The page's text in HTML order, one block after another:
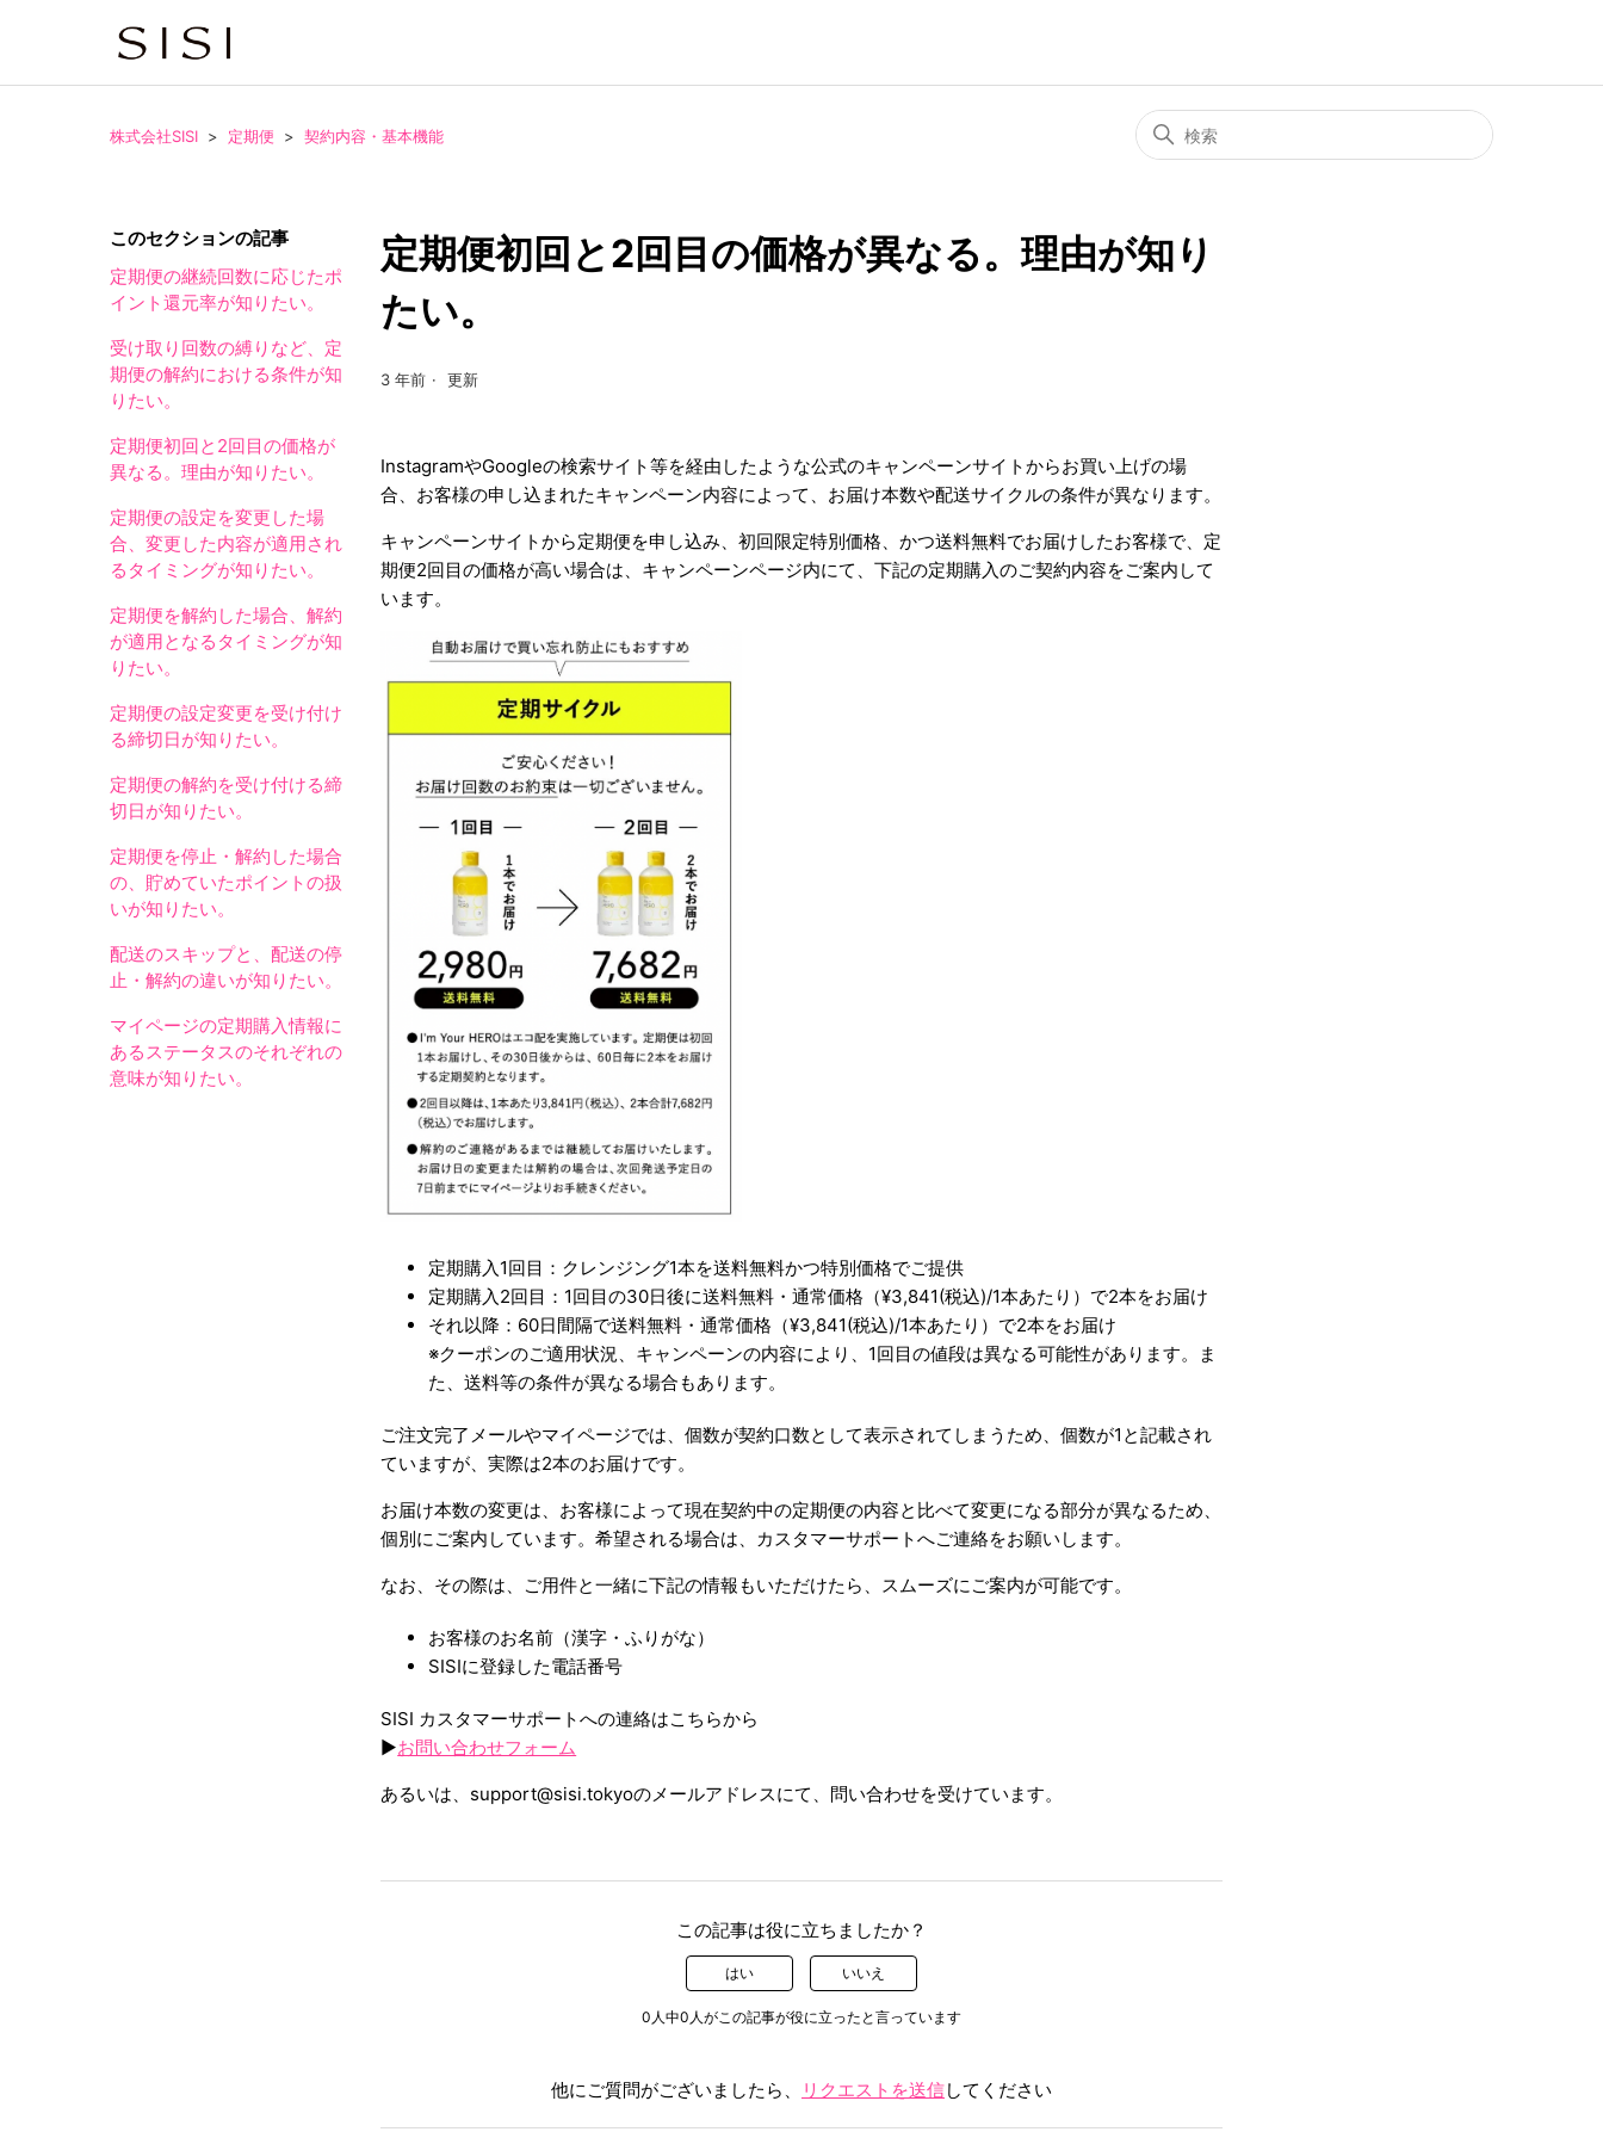
株式会社SISI 定期便 契約内容・基本機能
このセクションの記事
定期便の継続回数に応じたポ
イント還元率が知りたい。
受け取り回数の縛りなど、定
期便の解約における条件が知
りたい。
定期便初回と2回目の価格が
異なる。理由が知りたい。
定期便の設定を変更した場
合、変更した内容が適用され
るタイミングが知りたい。
定期便を解約した場合、解約
が適用となるタイミングが知
りたい。
定期便の設定変更を受け付け
る締切日が知りたい。
定期便の解約を受け付ける締
切日が知りたい。
定期便を停止・解約した場合
の、貯めていたポイントの扱
いが知りたい。
配送のスキップと、配送の停
止・解約の違いが知りたい。
マイページの定期購入情報に
あるステータスのそれぞれの
意味が知りたい。
定期便初回と2回目の価格が異なる。理由が知り
たい。
3 年前 更新
InstagramやGoogleの検索サイト等を経由したような公式のキャンペーンサイトからお買い上げの場
合、お客様の申し込まれたキャンペーン内容によって、お届け本数や配送サイクルの条件が異なります。
キャンペーンサイトから定期便を申し込み、初回限定特別価格、かつ送料無料でお届けしたお客様で、定
期便2回目の価格が高い場合は、キャンペーンページ内にて、下記の定期購入のご契約内容をご案内して
います。
定期購入1回目：クレンジング1本を送料無料かつ特別価格でご提供
定期購入2回目：1回目の30日後に送料無料・通常価格（¥3,841(税込)/1本あたり）で2本をお届け
それ以降：60日間隔で送料無料・通常価格（¥3,841(税込)/1本あたり）で2本をお届け
※クーポンのご適用状況、キャンペーンの内容により、1回目の値段は異なる可能性があります。ま
た、送料等の条件が異なる場合もあります。
ご注文完了メールやマイページでは、個数が契約口数として表示されてしまうため、個数が1と記載され
ていますが、実際は2本のお届けです。
お届け本数の変更は、お客様によって現在契約中の定期便の内容と比べて変更になる部分が異なるため、
個別にご案内しています。希望される場合は、カスタマーサポートへご連絡をお願いします。
なお、その際は、ご用件と一緒に下記の情報もいただけたら、スムーズにご案内が可能です。
お客様のお名前（漢字・ふりがな）
SISIに登録した電話番号
SISI カスタマーサポートへの連絡はこちらから
▶︎お問い合わせフォーム
あるいは、support@sisi.tokyoのメールアドレスにて、問い合わせを受けています。
この記事は役に立ちましたか？
はい いいえ
0人中0人がこの記事が役に立ったと言っています
他にご質問がございましたら、 リクエストを送信してください